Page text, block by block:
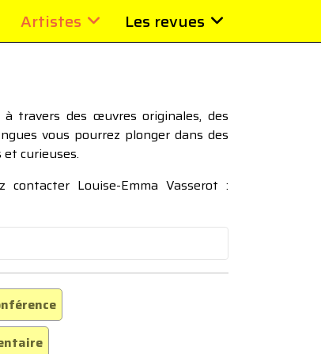
Artistes Les revues
travers des œuvres originales, des
vous pourrez plonger dans des
curieuses.
Louise-Emma Vasserot :